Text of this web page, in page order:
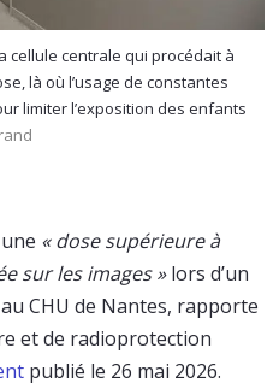
cellule centrale qui procédait à
là où l’usage de constantes
limiter l’exposition des enfants
« dose supérieure à
sur les images »lors d’un
CHU de Nantes, rapporte
et de radioprotection
publié le 26 mai 2026.